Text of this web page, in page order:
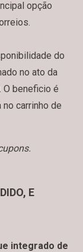
opção
do
no ato da
. O beneficio é
carrinho de
E
integrado de